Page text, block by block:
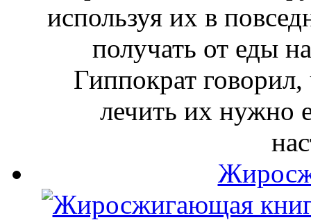
используя их в
получать от еды
Гиппократ
лечить их нужно